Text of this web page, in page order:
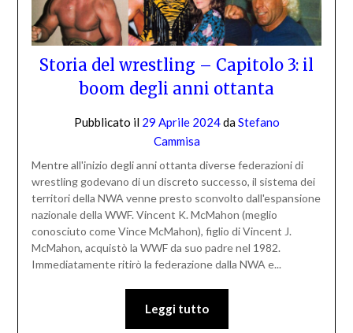
Storia del wrestling – Capitolo 3: il
boom degli anni ottanta
Pubblicato il 29 Aprile 2024daStefano
Cammisa
Mentre all'inizio degli anni ottanta diverse federazioni di
wrestling godevano di un discreto successo, il sistema dei
territori della NWA venne presto sconvolto dall'espansione
nazionale della WWF. Vincent K. McMahon (meglio
conosciuto come Vince McMahon), figlio di Vincent J.
McMahon, acquistò la WWF da suo padre nel 1982.
Immediatamente ritirò la federazione dalla NWA e...
Leggi tutto